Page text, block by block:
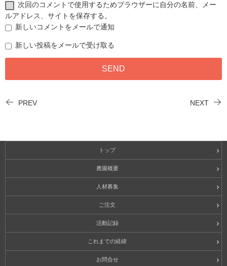
次回のコメントで使用するためブラウザーに自分の名前、メー
ルアドレス、サイトを保存する。
新しいコメントをメールで通知
新しい投稿をメールで受け取る
PREV NEXT
トップ
農園概要
人材募集
ご注文
活動記録
これまでの経緯
お問合せ